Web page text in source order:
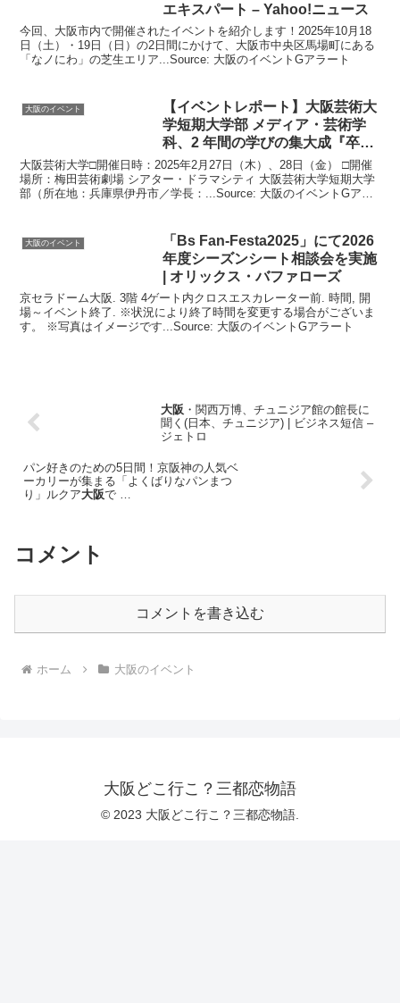
エキスパート – Yahoo!ニュース
今回、大阪市内で開催されたイベントを紹介します！2025年10月18
日（土）・19日（日）の2日間にかけて、大阪市中央区馬場町にある
「なノにわ」の芝生エリア...Source: 大阪のイベントGアラート
大阪のイベント 【イベント レポート】 大阪芸術大
学短期大学部 メディア・芸術学
科、2 年間の学びの集大成『卒業
…
大阪芸術大学□開催日時：2025年2月27日（木）、28日（金） □開催
場所：梅田芸術劇場 シアター・ドラマシティ 大阪芸術大学短期大学
部（所在地：兵庫県伊丹市／学長：...Source: 大阪のイベントGアラ
大阪のイベント
「Bs Fan-Festa2025」にて2026
年度シーズンシート相談会を実施
| オリックス・バファローズ
京セラドーム大阪. 3階 4ゲート内クロスエスカレーター前. 時間, 開
場～イベント終了. ※状況により終了時間を変更する場合がございま
す。 ※写真はイメージです...Source: 大阪のイベントGアラート
大阪 ・関西万博、チュニジア館の館長に
聞く(日本、チュニジア) | ビジネス短信 –
ジェトロ
パン好きのための5日間！京阪神の人気ベ
ーカリーが集まる「よくばりなパンまつ
り」ルクア大阪で …
コメント
コメントを書き込む
ホーム 大阪のイベント
大阪どこ行こ？三都恋物語
© 2023 大阪どこ行こ？三都恋物語.